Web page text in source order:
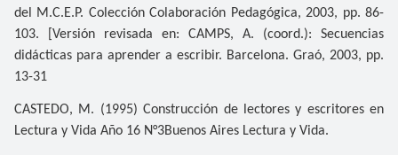
del M.C.E.P. Colección Colaboración Pedagógica, 2003, pp. 86-
103. [Versión revisada en: CAMPS, A. (coord.): Secuencias
didácticas para aprender a escribir. Barcelona. Graó, 2003, pp.
13-31
CASTEDO, M. (1995) Construcción de lectores y escritores en
Lectura y Vida Año 16 N°3Buenos Aires Lectura y Vida.